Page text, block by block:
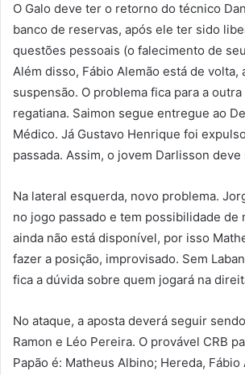
O Galo deve ter o retorno do técnico
banco de reservas, após ele ter sido
questões pessoais (o falecimento de
Além disso, Fábio Alemão está de volta,
suspensão. O problema fica para a
regatiana. Saimon segue entregue ao
Médico. Já Gustavo Henrique foi
passada. Assim, o jovem Darlisson
Na lateral esquerda, novo problema.
no jogo passado e tem possibilidade de
ainda não está disponível, por isso
fazer a posição, improvisado. Sem
fica a dúvida sobre quem jogará na
No ataque, a aposta deverá seguir
Ramon e Léo Pereira. O provável CRB
Papão é: Matheus Albino; Hereda,